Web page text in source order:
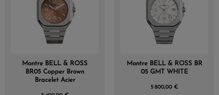
Montre BELL & ROSS
BR05 Copper Brown
Bracelet Acier
Montre BELL & ROSS BR
05 GMT WHITE
5 800,00 €